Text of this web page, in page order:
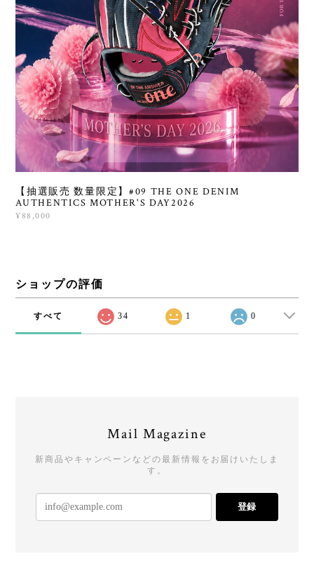
【抽選販売 数量限定】#09 THE ONE DENIM
AUTHENTICS MOTHER'S DAY2026
¥88,000
ショップの評価
すべて 34 1 0
Mail Magazine
新商品やキャンペーンなどの最新情報をお届けいたしま
す。
登録